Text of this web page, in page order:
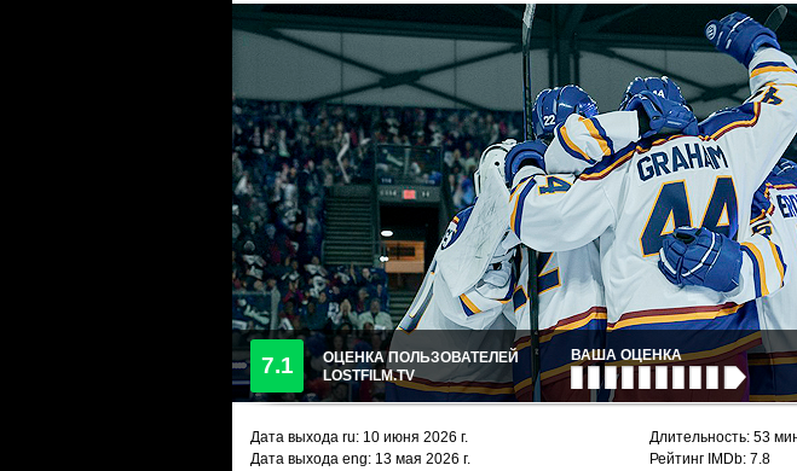
7.1
ОЦЕНКА ПОЛЬЗОВАТЕЛЕЙ
LOSTFILM.TV
ВАША ОЦЕНКА
Дата выхода ru: 10 июня 2026 г.
Дата выхода eng: 13 мая 2026 г.
Длительность: 53
Рейтинг IMDb: 7.8